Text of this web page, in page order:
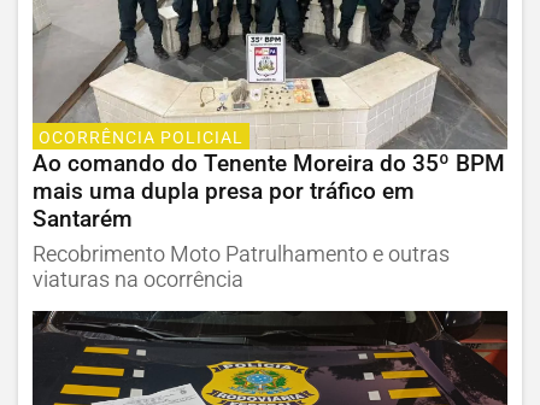
OCORRÊNCIA POLICIAL
Ao comando do Tenente Moreira do 35º BPM
mais uma dupla presa por tráfico em
Santarém
Recobrimento Moto Patrulhamento e outras
viaturas na ocorrência